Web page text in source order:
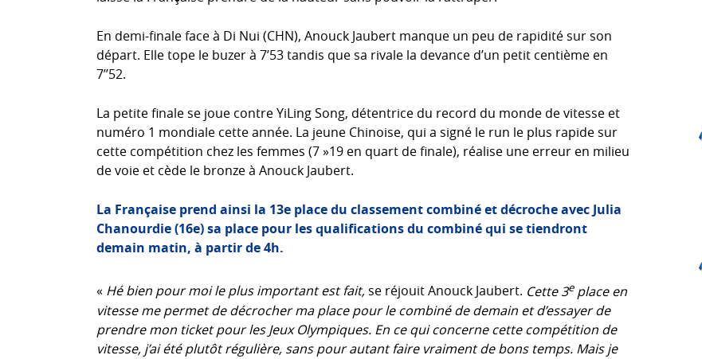
En demi-finale face à Di Nui (CHN), Anouck Jaubert manque un peu de rapidité sur son
départ. Elle tope le buzer à 7’53 tandis que sa rivale la devance d’un petit centième en
7’’52.
La petite finale se joue contre YiLing Song, détentrice du record du monde de vitesse et
numéro 1 mondiale cette année. La jeune Chinoise, qui a signé le run le plus rapide sur
cette compétition chez les femmes (7 »19 en quart de finale), réalise une erreur en milieu
de voie et cède le bronze à Anouck Jaubert.
La Française prend ainsi la 13e place du classement combiné et décroche avec Julia
Chanourdie (16e) sa place pour les qualifications du combiné qui se tiendront
demain matin, à partir de 4h.
« Hé bien pour moi le plus important est fait,se réjouit Anouck Jaubert. Cette 3eplace en
vitesse me permet de décrocher ma place pour le combiné de demain et d’essayer de
prendre mon ticket pour les Jeux Olympiques. En ce qui concerne cette compétition de
vitesse, j’ai été plutôt régulière, sans pour autant faire vraiment de bons temps. Mais je